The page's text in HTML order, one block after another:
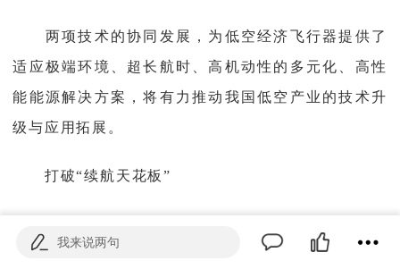
两项技术的协同发展，为低空经济飞行器提供了
适应极端环境、超长航时、高机动性的多元化、高性
能能源解决方案，将有力推动我国低空产业的技术升
级与应用拓展。
打破“续航天花板”
板”，多数机型续航仅30分钟至1小时，且载重能力有
我来说两句